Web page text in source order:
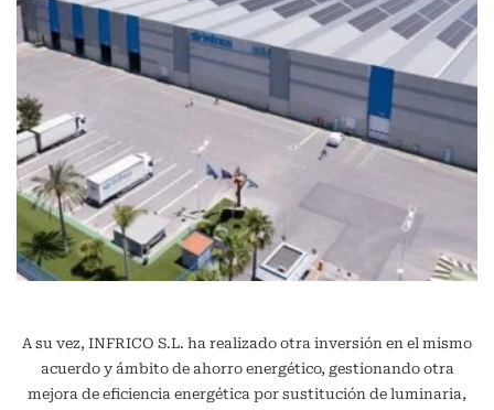
A su vez, INFRICO S.L. ha realizado otra inversión en el mismo
acuerdo y ámbito de ahorro energético, gestionando otra
mejora de eficiencia energética por sustitución de luminaria,